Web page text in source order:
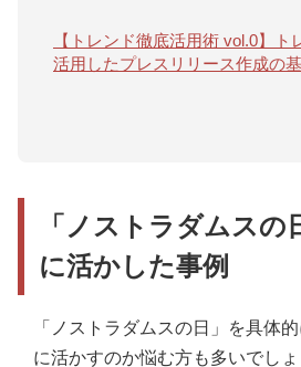
【トレンド徹底活用術 vol.0】ト
活用したプレスリリース作成の
「ノストラダムスの
に活かした事例
「ノストラダムスの日」を具体
に活かすのか悩む方も多いでしょ